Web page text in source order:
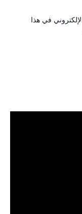
في هذا